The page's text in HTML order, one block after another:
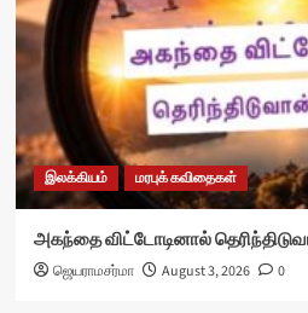
இலக்கியம் மரபுக் கவிதைகள்
அகந்தை விட்டோடினால்
ஜெயராமசர்மா August 3, 2026 0